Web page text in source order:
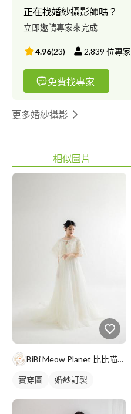
正在找婚紗攝影師嗎？
立即邀請專家來完成
4.96(23) 2,839 位專家
免費找專家
更多婚紗攝影
相似圖片
BiBi Meow Planet 比比喵星球坊
實穿圖 婚紗訂製